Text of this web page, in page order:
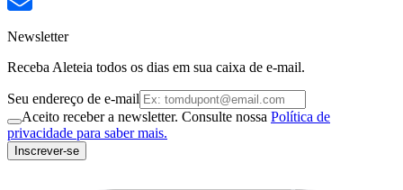
Newsletter
Receba Aleteia todos os dias em sua caixa de e-mail.
Seu endereço de e-mail
Aceito receber a newsletter. Consulte nossa Política de
privacidade para saber mais.
Inscrever-se